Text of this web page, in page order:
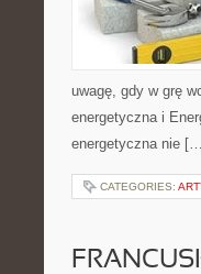
uwagę, gdy w grę
energetyczna i
energetyczna nie
CATEGORIES: